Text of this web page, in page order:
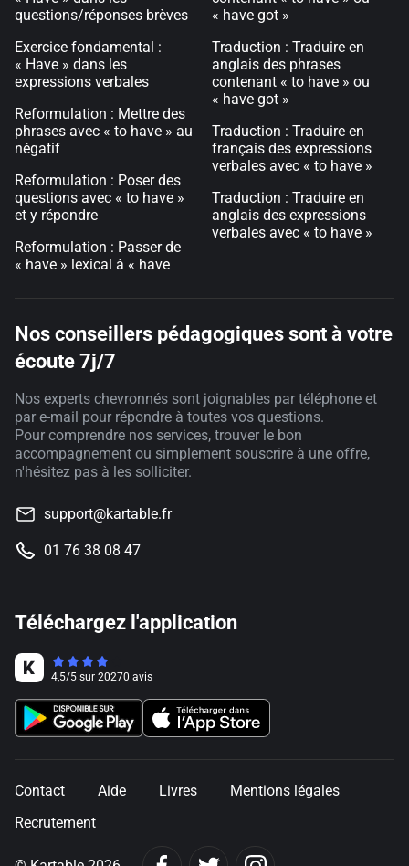
questions/réponses brèves
Exercice fondamental :
« Have » dans les
expressions verbales
Reformulation : Mettre des
phrases avec « to have » au
négatif
Reformulation : Poser des
questions avec « to have »
et y répondre
Reformulation : Passer de
« have » lexical à « have
« have got »
Traduction : Traduire en
anglais des phrases
contenant « to have » ou
« have got »
Traduction : Traduire en
français des expressions
verbales avec « to have »
Traduction : Traduire en
anglais des expressions
verbales avec « to have »
Nos conseillers pédagogiques sont à votre
écoute 7j/7
Nos experts chevronnés sont joignables par téléphone et
par e-mail pour répondre à toutes vos questions.
Pour comprendre nos services, trouver le bon
accompagnement ou simplement souscrire à une offre,
n'hésitez pas à les solliciter.
support@kartable.fr
01 76 38 08 47
Téléchargez l'application
4,5/5 sur 20270 avis
Contact Aide Livres
Mentions légales
Recrutement